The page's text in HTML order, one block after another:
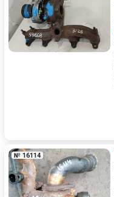
Smart
Subaru
№ 16114